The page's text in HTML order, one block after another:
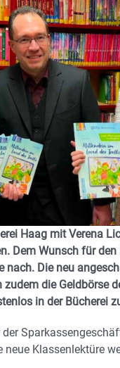
Haag mit Verena
Dem Wunsch für
nach. Die neu
die Geldbörse
in der Bücherei
Klassenlektüre